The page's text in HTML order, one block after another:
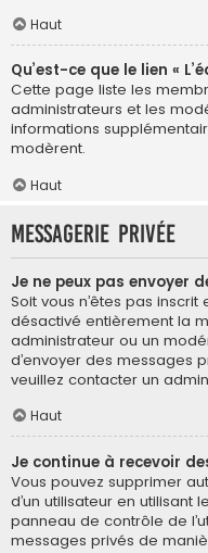
Haut
Qu’est-ce que le lien «
Cette page liste les
administrateurs et les
informations
modèrent.
Haut
Messagerie privée
Je ne peux pas envoyer
Soit vous n’êtes pas
désactivé entièrement la
administrateur ou un
d’envoyer des messages
veuillez contacter un
Haut
Je continue à recevoir
Vous pouvez supprimer
d’un utilisateur en utilisant
panneau de contrôle de
messages privés de